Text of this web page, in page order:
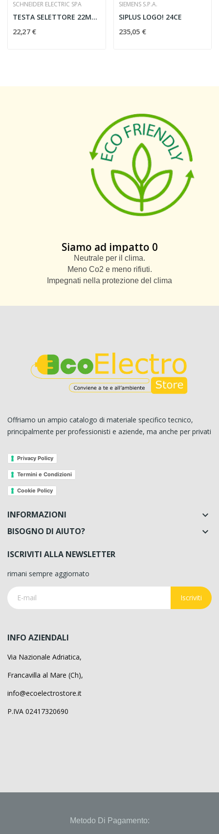
SCHNEIDER ELECTRIC SPA
TESTA SELETTORE 22MM 3 POSIZIONI RONIS 455...
22,27 €
SIEMENS S.P.A.
SIPLUS LOGO! 24CE
235,05 €
Siamo ad impatto 0
Neutrale per il clima.
Meno Co2 e meno rifiuti.
Impegnati nella protezione del clima
Offriamo un ampio catalogo di materiale specifico tecnico,
principalmente per professionisti e aziende, ma anche per privati
Privacy Policy
Termini e Condizioni
Cookie Policy
INFORMAZIONI 
BISOGNO DI AIUTO? 
ISCRIVITI ALLA NEWSLETTER
rimani sempre aggiornato
Iscriviti
INFO AZIENDALI
Via Nazionale Adriatica,
Francavilla al Mare (Ch),
info@ecoelectrostore.it
P.IVA 02417320690
Metodo Di Pagamento: